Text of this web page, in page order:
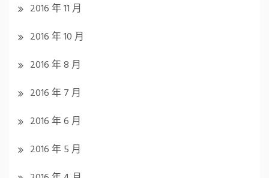
2016 年 11 月
2016 年 10 月
2016 年 8 月
2016 年 7 月
2016 年 6 月
2016 年 5 月